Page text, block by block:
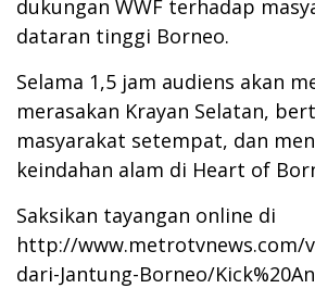
dukungan WWF terhadap
dataran tinggi Borneo.
Selama 1,5 jam audiens akan
merasakan Krayan Selatan,
masyarakat setempat, dan
keindahan alam di Heart of
Saksikan tayangan online di
http://www.metrotvnews.com/
dari-Jantung-Borneo/